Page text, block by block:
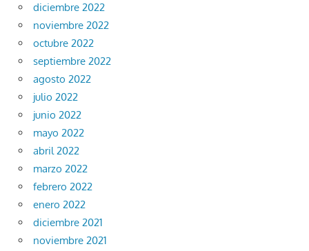
diciembre 2022
noviembre 2022
octubre 2022
septiembre 2022
agosto 2022
julio 2022
junio 2022
mayo 2022
abril 2022
marzo 2022
febrero 2022
enero 2022
diciembre 2021
noviembre 2021